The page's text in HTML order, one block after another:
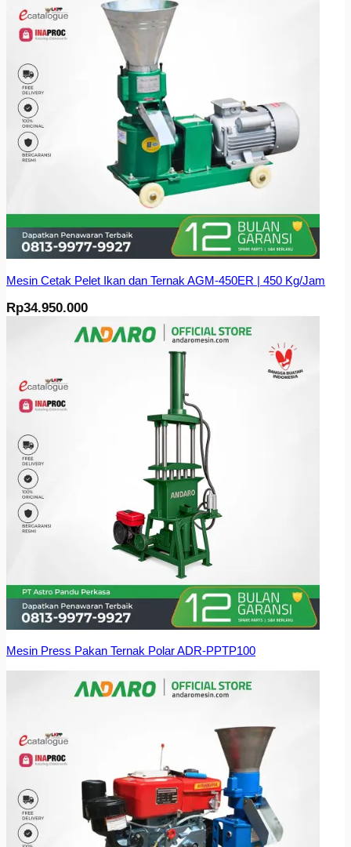
Mesin Cetak Pelet Ikan dan Ternak AGM-450ER | 450 Kg/Jam
Rp34.950.000
Mesin Press Pakan Ternak Polar ADR-PPTP100